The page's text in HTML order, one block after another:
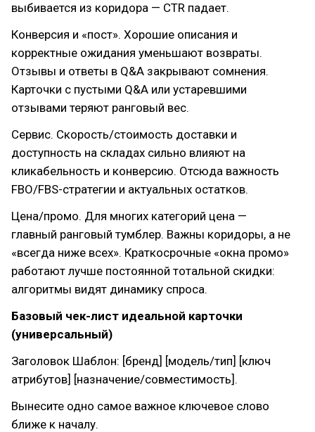
выбивается из коридора — CTR падает.
Конверсия и «пост». Хорошие описания и
корректные ожидания уменьшают возвраты.
Отзывы и ответы в Q&A закрывают сомнения.
Карточки с пустыми Q&A или устаревшими
отзывами теряют ранговый вес.
Сервис. Скорость/стоимость доставки и
доступность на складах сильно влияют на
кликабельность и конверсию. Отсюда важность
FBO/FBS-стратегии и актуальных остатков.
Цена/промо. Для многих категорий цена —
главный ранговый тумблер. Важны коридоры, а не
«всегда ниже всех». Краткосрочные «окна промо»
работают лучше постоянной тотальной скидки:
алгоритмы видят динамику спроса.
Базовый чек-лист идеальной карточки
(универсальный)
Заголовок Шаблон: [бренд] [модель/тип] [ключ
атрибутов] [назначение/совместимость].
Вынесите одно самое важное ключевое слово
ближе к началу.